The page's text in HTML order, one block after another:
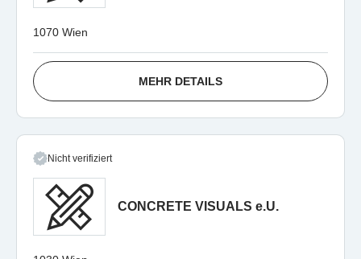
1070 Wien
MEHR DETAILS
Nicht verifiziert
CONCRETE VISUALS e.U.